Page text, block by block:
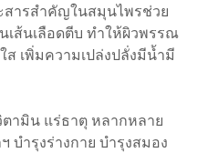
สารสำคัญในสมุนไพรช่วย
เส้นเลือดตีบ ทำให้ผิวพรรณ
ส เพิ่มความเปล่งปลั่งมีน้ำมี
ตามิน แร่ธาตุ หลากหลาย
บำรุงร่างกาย บำรุงสมอง